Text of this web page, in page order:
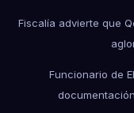
Fiscalía advierte que
Funcionario de